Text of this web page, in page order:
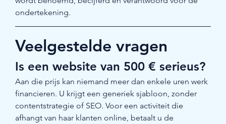
ondertekening.
Veelgestelde vragen
Is een website van 500 € serieus?
Aan die prijs kan niemand meer dan enkele uren werk
financieren. U krijgt een generiek sjabloon, zonder
contentstrategie of SEO. Voor een activiteit die
afhangt van haar klanten online, betaalt u de